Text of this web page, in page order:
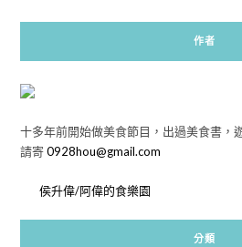
作者
十多年前開始做美食節目，出過美食書，
請寄0928hou@gmail.com
侯升偉/阿偉的食樂園
分類